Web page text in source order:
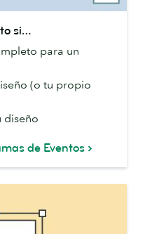
si…
para un
(o tu propio
diseño
de Eventos